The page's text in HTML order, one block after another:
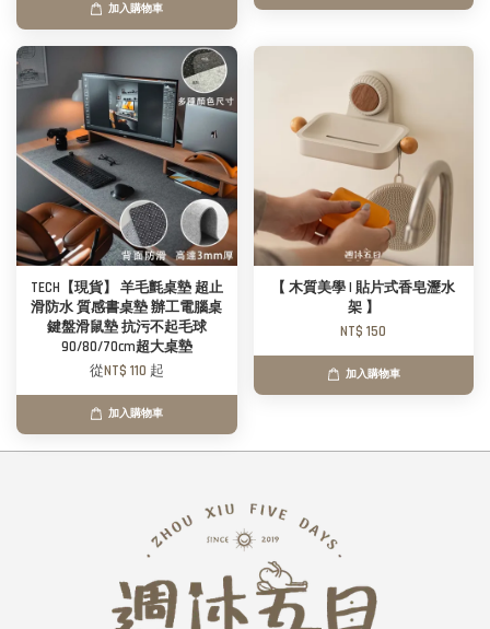
加入購物車
TECH【現貨】 羊毛氈桌墊 超止
滑防水 質感書桌墊 辦工電腦桌
鍵盤滑鼠墊 抗污不起毛球
90/80/70cm超大桌墊
從NT$ 110 起
加入購物車
【 木質美學 | 貼片式香皂瀝水
架 】
NT$ 150
加入購物車